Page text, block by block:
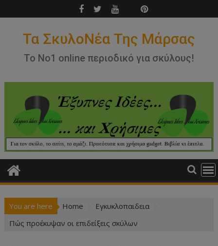
to
Τα ΣκυλοΝέα Της Μάρσας
Το Νο1 online περιοδικό για σκύλους!
You are here Home
Εγκυκλοπαιδεια
Πώς προέκυψαν οι επιδείξεις σκύλων